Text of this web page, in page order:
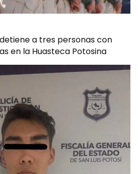
a tres personas con
en la Huasteca Potosina